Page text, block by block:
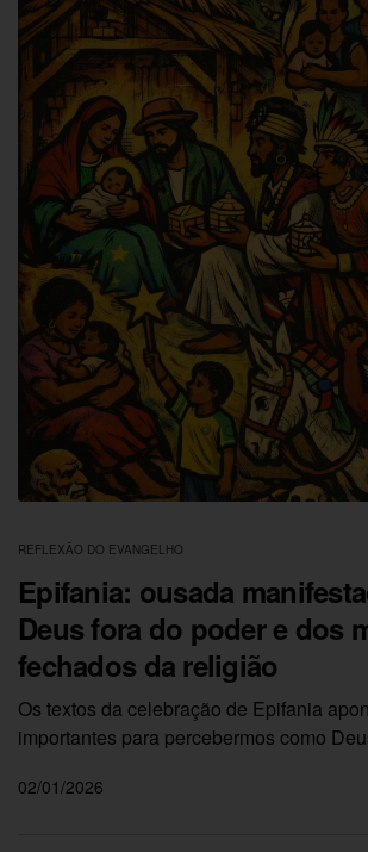
REFLEXÃO DO EVANGELHO
Epifania: ousada
Deus fora do poder e dos
fechados da religião
Os textos da celebração de Epifania
importantes para percebermos como
02/01/2026